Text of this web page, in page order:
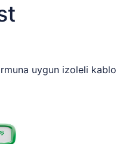
uygun izoleli kablo